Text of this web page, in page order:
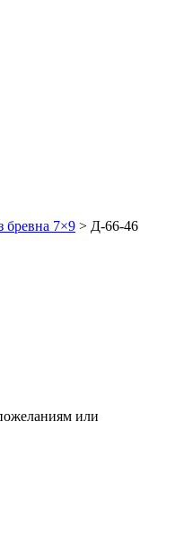
бревна 7×9 > Д-66-46
или